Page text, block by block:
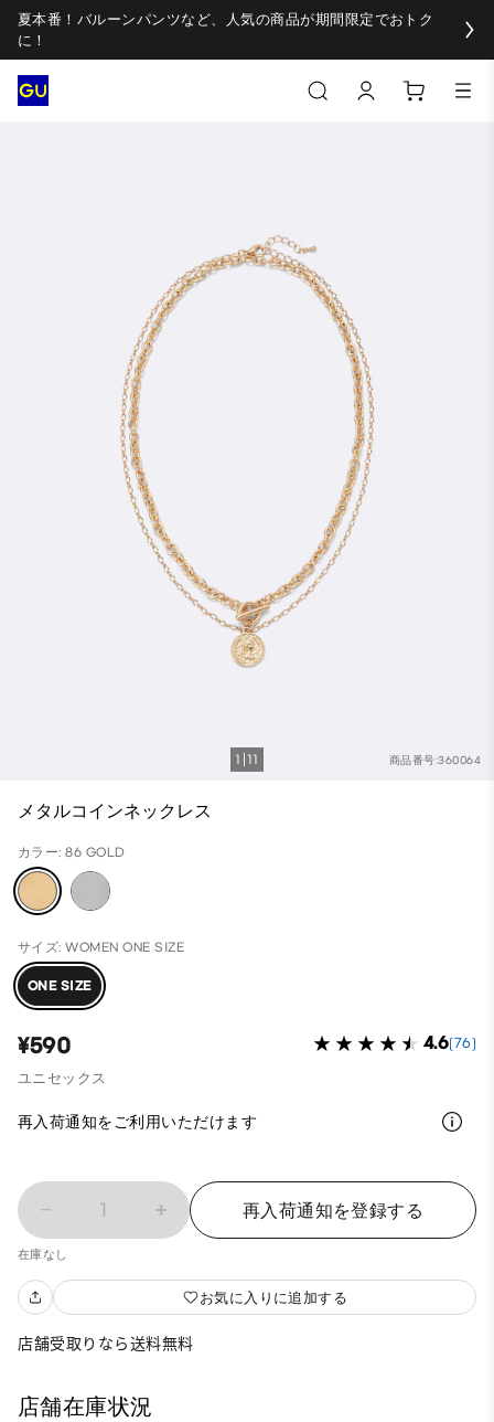
夏本番！バルーンパンツなど、人気の商品が期間限定でおトク
に！
商品番号:360064
1 11
メタルコインネックレス
カラー: 86 GOLD
サイズ: WOMEN ONE SIZE
ONE SIZE
¥590 4.6(76)
ユニセックス
再入荷通知をご利用いただけます
1 再入荷通知を登録する
在庫なし
お気に入りに追加する
店舗受取りなら送料無料
店舗在庫状況